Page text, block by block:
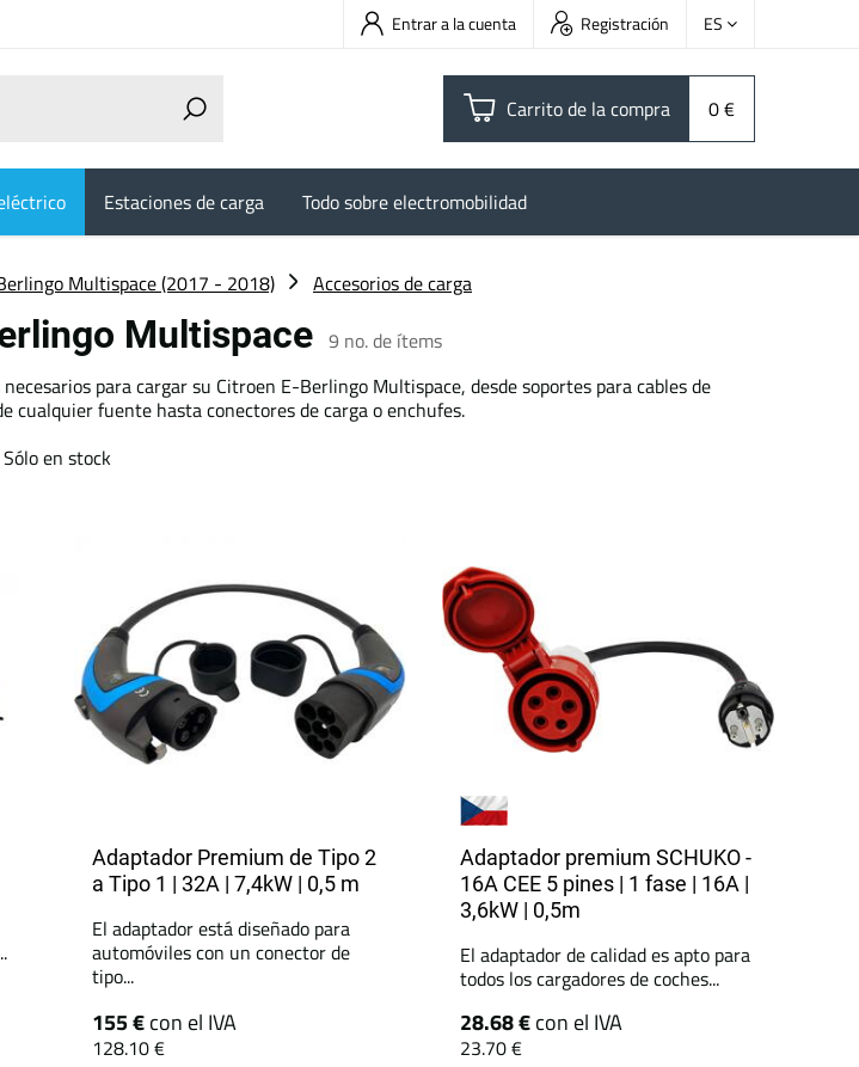
Entrar a la cuenta Registración ES
Carrito de la compra 0 €
Estaciones de carga Todo sobre electromobilidad
Multispace (2017 - 2018) Accesorios de carga
Multispace 9 no. de ítems
para cargar su Citroen E-Berlingo Multispace, desde soportes para cables de
cualquier fuente hasta conectores de carga o enchufes.
Sólo en stock
Adaptador Premium de Tipo 2
a Tipo 1 | 32A | 7,4kW | 0,5 m
El adaptador está diseñado para
automóviles con un conector de
tipo...
155 €con el IVA
128.10 €
Adaptador premium SCHUKO -
16A CEE 5 pines | 1 fase | 16A |
3,6kW | 0,5m
El adaptador de calidad es apto para
todos los cargadores de coches...
28.68 €con el IVA
23.70 €